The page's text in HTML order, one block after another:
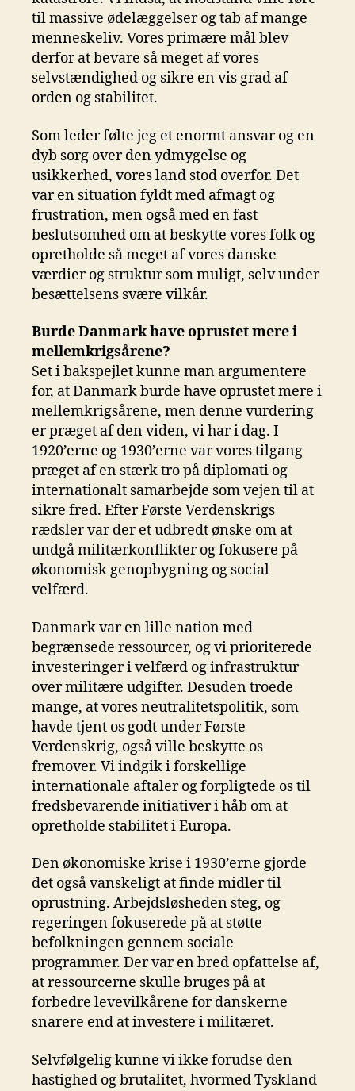
til massive ødelæggelser og tab af mange
menneskeliv. Vores primære mål blev
derfor at bevare så meget af vores
selvstændighed og sikre en vis grad af
orden og stabilitet.
Som leder følte jeg et enormt ansvar og en
dyb sorg over den ydmygelse og
usikkerhed, vores land stod overfor. Det
var en situation fyldt med afmagt og
frustration, men også med en fast
beslutsomhed om at beskytte vores folk og
opretholde så meget af vores danske
værdier og struktur som muligt, selv under
besættelsens svære vilkår.
Burde Danmark have oprustet mere i
mellemkrigsårene?
Set i bakspejlet kunne man argumentere
for, at Danmark burde have oprustet mere i
mellemkrigsårene, men denne vurdering
er præget af den viden, vi har i dag. I
1920’erne og 1930’erne var vores tilgang
præget af en stærk tro på diplomati og
internationalt samarbejde som vejen til at
sikre fred. Efter Første Verdenskrigs
rædsler var der et udbredt ønske om at
undgå militærkonflikter og fokusere på
økonomisk genopbygning og social
velfærd.
Danmark var en lille nation med
begrænsede ressourcer, og vi prioriterede
investeringer i velfærd og infrastruktur
over militære udgifter. Desuden troede
mange, at vores neutralitetspolitik, som
havde tjent os godt under Første
Verdenskrig, også ville beskytte os
fremover. Vi indgik i forskellige
internationale aftaler og forpligtede os til
fredsbevarende initiativer i håb om at
opretholde stabilitet i Europa.
Den økonomiske krise i 1930’erne gjorde
det også vanskeligt at finde midler til
oprustning. Arbejdsløsheden steg, og
regeringen fokuserede på at støtte
befolkningen gennem sociale
programmer. Der var en bred opfattelse af,
at ressourcerne skulle bruges på at
forbedre levevilkårene for danskerne
snarere end at investere i militæret.
Selvfølgelig kunne vi ikke forudse den
hastighed og brutalitet, hvormed Tyskland